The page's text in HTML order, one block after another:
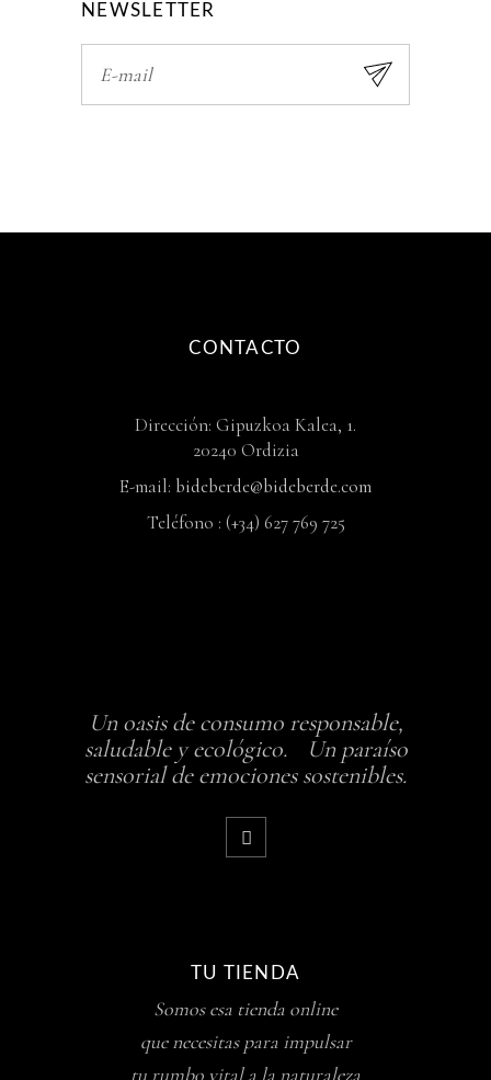
NEWSLETTER
CONTACTO
Dirección: Gipuzkoa Kalea, 1.
20240 Ordizia
E-mail: bideberde@bideberde.com
Teléfono : (+34) 627 769 725
Un oasis de consumo responsable,
saludable y ecológico. Un paraíso
sensorial de emociones sostenibles.
TU TIENDA
Somos esa tienda online
que necesitas para impulsar
tu rumbo vital a la naturaleza